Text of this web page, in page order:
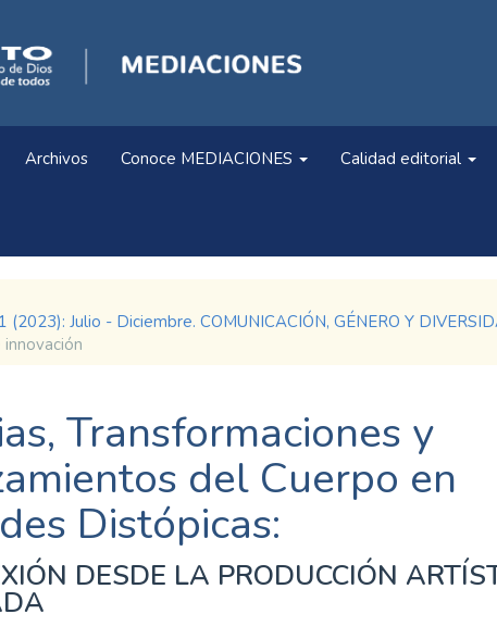
Archivos Conoce MEDIACIONES Calidad editorial
(2023): Julio - Diciembre. COMUNICACIÓN, GÉNERO Y
Transformaciones y
del Cuerpo en
Distópicas:
DESDE LA PRODUCCIÓN